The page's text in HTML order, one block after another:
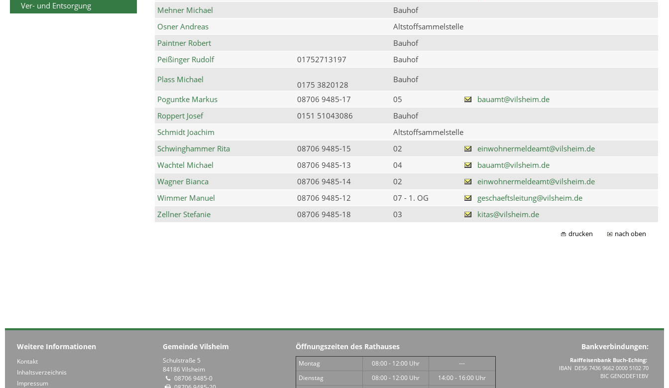
Ver- und Entsorgung
Mehner Michael
Bauhof
Osner Andreas
Altstoffsammelstelle
Paintner Robert
Bauhof
Peißinger Rudolf
01752713197
Bauhof
Plass Michael
0175 3820128
Bauhof
Poguntke Markus
08706 9485-17 05
bauamt@vilsheim.de
Roppert Josef
0151 51043086
Bauhof
Schmidt Joachim
Altstoffsammelstelle
Schwinghammer Rita
08706 9485-15 02
einwohnermeldeamt@vilsheim.de
Wachtel Michael
08706 9485-13 04
bauamt@vilsheim.de
Wagner Bianca
08706 9485-14 02
einwohnermeldeamt@vilsheim.de
Wimmer Manuel
08706 9485-12 07 - 1. OG
geschaeftsleitung@vilsheim.de
Zellner Stefanie
08706 9485-18 03 kitas@vilsheim.de
drucken nach oben
Weitere Informationen
Kontakt
Inhaltsverzeichnis
Impressum
Gemeinde Vilsheim
Schulstraße 5
84186 Vilsheim
08706 9485-0
Öffnungszeiten des Rathauses
Montag 08:00 - 12:00 Uhr
---
Dienstag
08:00 - 12:00 Uhr
14:00 - 16:00 Uhr
Bankverbindungen:
Raiffeisenbank Buch-Eching:
IBAN DE56 7436 9662 0000 5102 70
BIC GENODEF1EBV